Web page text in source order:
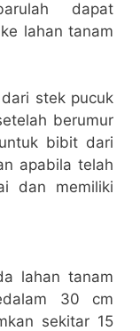
dapat
lahan tanam
stek pucuk
berumur
bibit dari
apabila telah
dan memiliki
lahan tanam
30 cm
sekitar 15